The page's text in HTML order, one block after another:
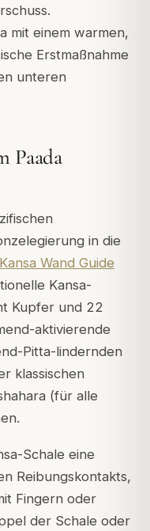
mit einem warmen,
Erstmaßnahme
unteren
Paada
in die
Kansa Wand Guide
Kansa-
Kupfer und 22
aktivierende
Pitta-lindernden
klassischen
(für alle
Schale eine
Reibungskontakts,
Fingern oder
der Schale oder